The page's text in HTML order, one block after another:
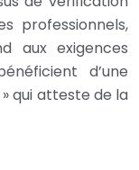
professionnels,
aux exigences
d’une
qui atteste de la